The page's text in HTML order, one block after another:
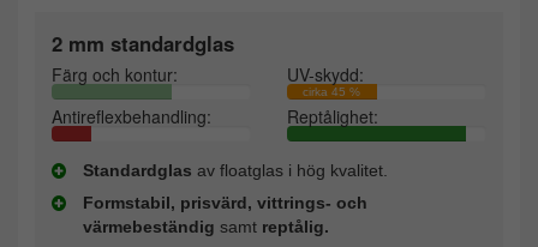
2 mm standardglas
Färg och kontur: UV-skydd:
cirka 45 %
Antireflexbehandling: Reptålighet:
Standardglas av floatglas i hög kvalitet.
Formstabil, prisvärd, vittrings- och
värmebeständig samt reptålig.